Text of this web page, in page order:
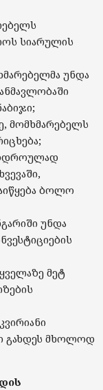
სიარულის
უნდა
მომხმარებელს
ბოლო
უნდა
მეტ
გახდეს მხოლოდ